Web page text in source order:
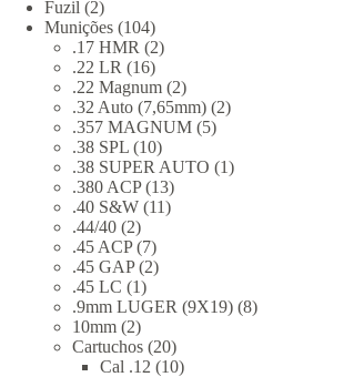
Fuzil 22
produtos
Munições 104104
produtos
.17 HMR 22
.22 LR 1616
produtos
.22 Magnum 22
produtos
.32 Auto (7,65mm) 22
.357 MAGNUM 55
.38 SPL 1010
produtos
.38 SUPER AUTO 11
.380 ACP 1313
produtos
.40 S&W 1111
.44/40 22
produtos
.45 ACP 77
produtos
.45 GAP 22
.45 LC 11
produto
.9mm LUGER (9X19) 88
10mm 22
produtos
Cartuchos 2020
produtos
Cal .12 1010